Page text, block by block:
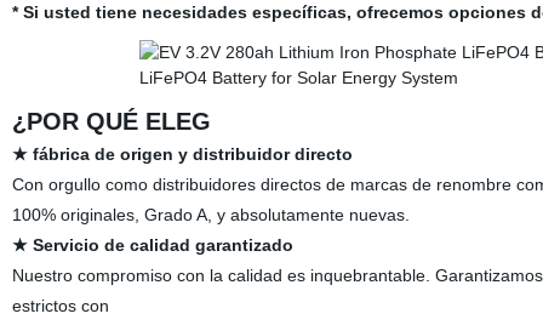
* Si usted tiene necesidades específicas, ofrecemos opciones
¿POR QUÉ ELEG
★ fábrica de origen y distribuidor directo
Con orgullo como distribuidores directos de marcas de renombre
100% originales, Grado A, y absolutamente nuevas.
★ Servicio de calidad garantizado
Nuestro compromiso con la calidad es inquebrantable. Garantizamos
estrictos con